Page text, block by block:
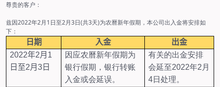
尊贵的客户：
兹因2022年2月1日至2月3日(共3天)为农曆新年假期，本公司出入金将安排如
下：
日期
入金
出金
2022年2月1
日至2月3 日
因应农曆新年假期为
银行假期，银行转账
入金或会延误。
有关的出金安排
会延至2022年2月
4日处理。